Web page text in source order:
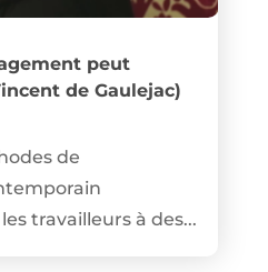
peut
de Gaulejac)
de
travailleurs à des...